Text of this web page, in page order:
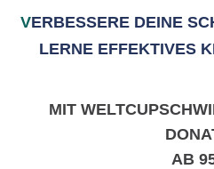
VERBESSERE DEINE
LERNE EFFEKTIVES
MIT
AB